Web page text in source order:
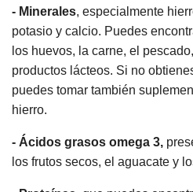
- Minerales, especialmente
potasio y calcio. Puedes
los huevos, la carne, el
productos lácteos. Si no
puedes tomar también
hierro.
- Ácidos grasos omega 3,
los frutos secos, el aguacate y